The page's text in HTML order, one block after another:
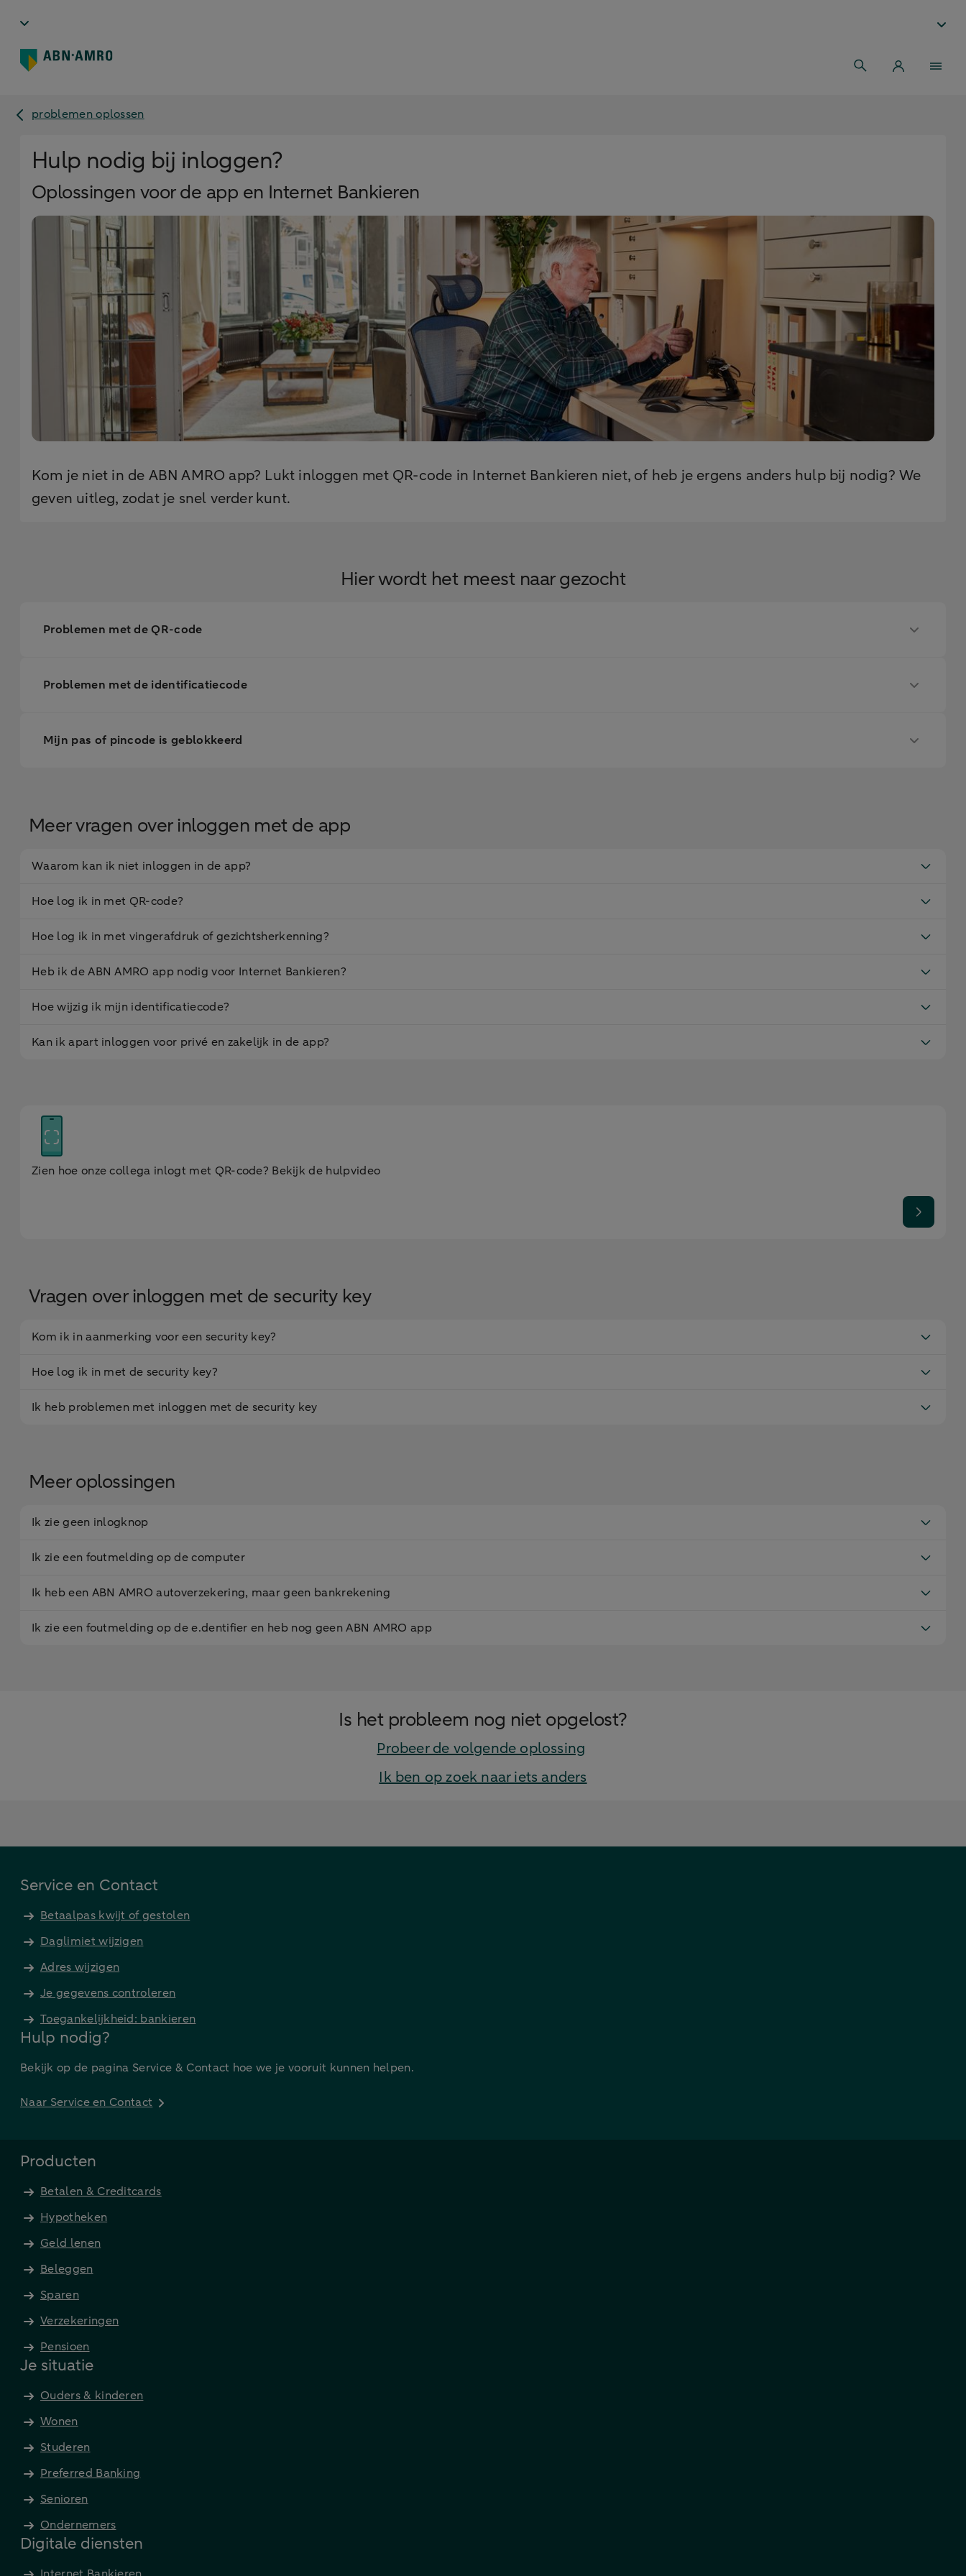
problemen oplossen
Hulp nodig bij inloggen?
Oplossingen voor de app en Internet Bankieren
Kom je niet in de ABN AMRO app? Lukt inloggen met QR-code in Internet Bankieren niet, of heb je ergens anders hulp bij nodig? We
geven uitleg, zodat je snel verder kunt.
Hier wordt het meest naar gezocht
Problemen met de QR-code
Problemen met de identificatiecode
Mijn pas of pincode is geblokkeerd
Meer vragen over inloggen met de app
Waarom kan ik niet inloggen in de app?
Hoe log ik in met QR-code?
Hoe log ik in met vingerafdruk of gezichtsherkenning?
Heb ik de ABN AMRO app nodig voor Internet Bankieren?
Hoe wijzig ik mijn identificatiecode?
Kan ik apart inloggen voor privé en zakelijk in de app?
Zien hoe onze collega inlogt met QR-code? Bekijk de hulpvideo
Vragen over inloggen met de security key
Kom ik in aanmerking voor een security key?
Hoe log ik in met de security key?
Ik heb problemen met inloggen met de security key
Meer oplossingen
Ik zie geen inlogknop
Ik zie een foutmelding op de computer
Ik heb een ABN AMRO autoverzekering, maar geen bankrekening
Ik zie een foutmelding op de e.dentifier en heb nog geen ABN AMRO app
Is het probleem nog niet opgelost?
Probeer de volgende oplossing
Ik ben op zoek naar iets anders
Service en Contact
Betaalpas kwijt of gestolen
Daglimiet wijzigen
Adres wijzigen
Je gegevens controleren
Toegankelijkheid: bankieren
Hulp nodig?
Bekijk op de pagina Service & Contact hoe we je vooruit kunnen helpen.
Naar Service en Contact
Producten
Betalen & Creditcards
Hypotheken
Geld lenen
Beleggen
Sparen
Verzekeringen
Pensioen
Je situatie
Ouders & kinderen
Wonen
Studeren
Preferred Banking
Senioren
Ondernemers
Digitale diensten